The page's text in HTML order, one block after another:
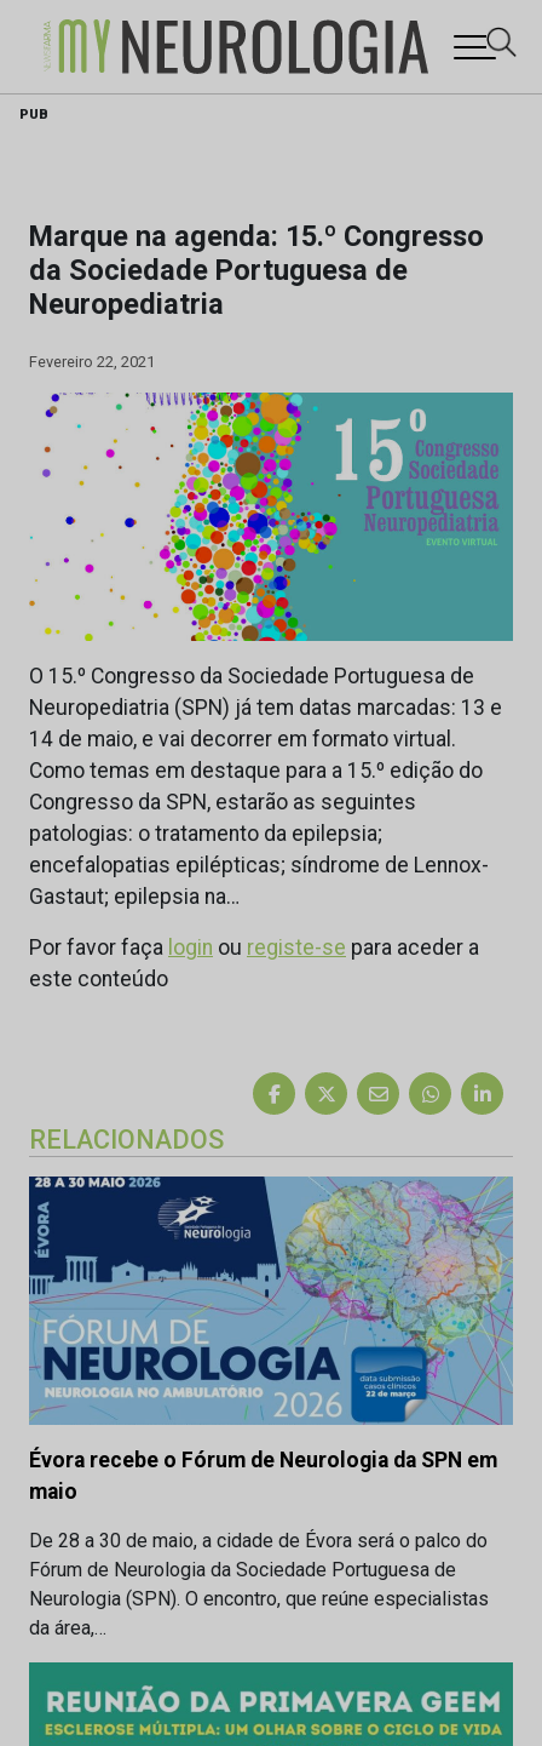
Skip
PUB
Marque na agenda: 15.º Congresso
da Sociedade Portuguesa de
Neuropediatria
Fevereiro 22, 2021
O 15.º Congresso da Sociedade Portuguesa de
Neuropediatria (SPN) já tem datas marcadas: 13 e
14 de maio, e vai decorrer em formato virtual.
Como temas em destaque para a 15.º edição do
Congresso da SPN, estarão as seguintes
patologias: o tratamento da epilepsia;
encefalopatias epilépticas; síndrome de Lennox-
Gastaut; epilepsia na…
Por favor faça login ou registe-se para aceder a
este conteúdo
RELACIONADOS
Évora recebe o Fórum de Neurologia da SPN em
maio
De 28 a 30 de maio, a cidade de Évora será o palco do
Fórum de Neurologia da Sociedade Portuguesa de
Neurologia (SPN). O encontro, que reúne especialistas
da área,…